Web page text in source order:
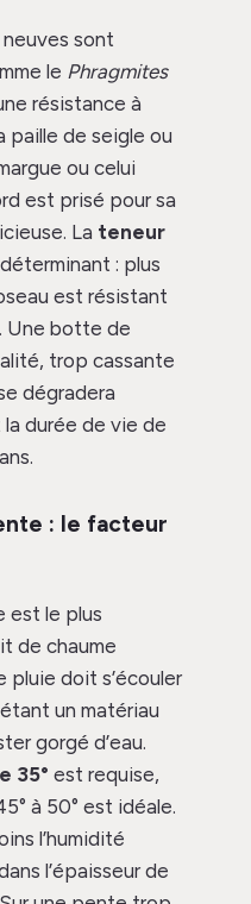
sont
le Phragmites
résistance à
paille de seigle ou
ou celui
est prisé pour sa
La teneur
: plus
est résistant
Une botte de
trop cassante
dégradera
durée de vie de
: le facteur
est le plus
de chaume
pluie doit s’écouler
un matériau
gorgé d’eau.
35° est requise,
à 50° est idéale.
l’humidité
l’épaisseur de